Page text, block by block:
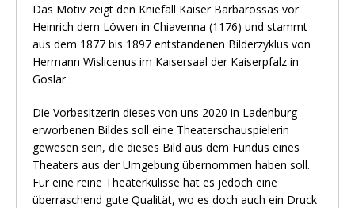
Das Motiv zeigt den Kniefall Kaiser Barbarossas vor
Heinrich dem Löwen in Chiavenna (1176) und stammt
aus dem 1877 bis 1897 entstandenen Bilderzyklus von
Hermann Wislicenus im Kaisersaal der Kaiserpfalz in
Goslar.
Die Vorbesitzerin dieses von uns 2020 in Ladenburg
erworbenen Bildes soll eine Theaterschauspielerin
gewesen sein, die dieses Bild aus dem Fundus eines
Theaters aus der Umgebung übernommen haben soll.
Für eine reine Theaterkulisse hat es jedoch eine
überraschend gute Qualität, wo es doch auch ein Druck